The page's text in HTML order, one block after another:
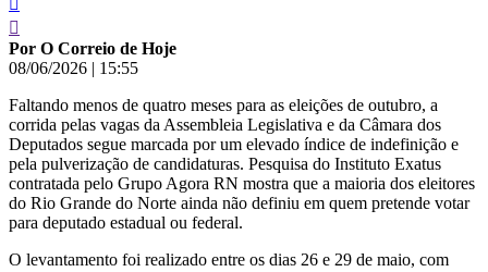
Por O Correio de Hoje
08/06/2026 | 15:55
Faltando menos de quatro meses para as eleições de outubro, a
corrida pelas vagas da Assembleia Legislativa e da Câmara dos
Deputados segue marcada por um elevado índice de indefinição e
pela pulverização de candidaturas. Pesquisa do Instituto Exatus
contratada pelo Grupo Agora RN mostra que a maioria dos eleitores
do Rio Grande do Norte ainda não definiu em quem pretende votar
para deputado estadual ou federal.
O levantamento foi realizado entre os dias 26 e 29 de maio, com